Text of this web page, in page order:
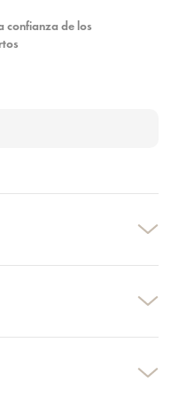
confianza de los